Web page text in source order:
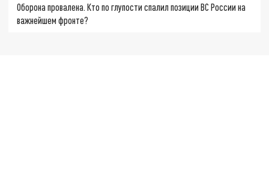
Оборона провалена. Кто по глупости спалил позиции ВС России на
важнейшем фронте?